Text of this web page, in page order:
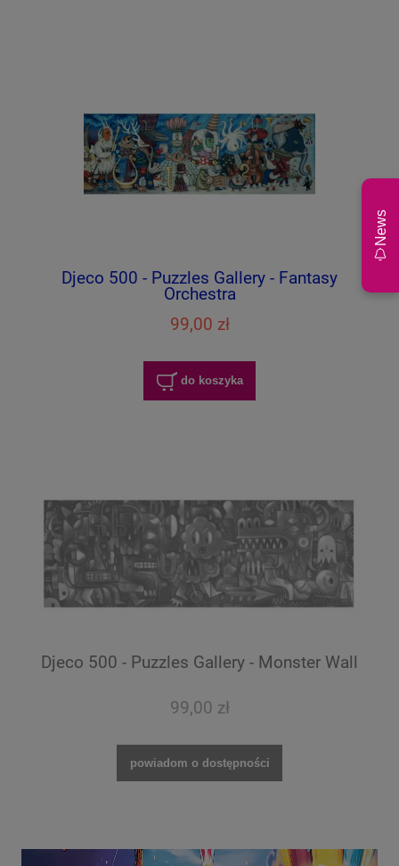
Djeco 500 - Puzzles Gallery - Fantasy
Orchestra
99,00 zł
do koszyka
Djeco 500 - Puzzles Gallery - Monster Wall
99,00 zł
powiadom o dostępności
News